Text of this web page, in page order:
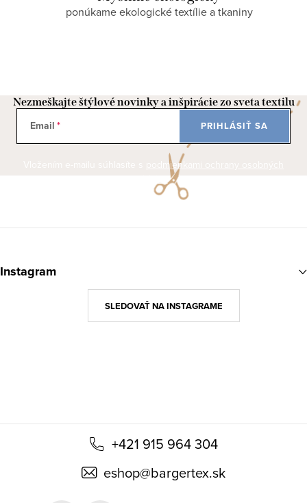
ponúkame ekologické textílie a tkaniny
Nezmeškajte štýlové novinky a inšpirácie zo sveta textilu
Email
podmienkami ochrany osobných
údajov
PRIHLÁSIŤ SA
á
+421 915 964 304
eshop@bargertex.sk
Instagram
SLEDOVAŤ NA INSTAGRAME